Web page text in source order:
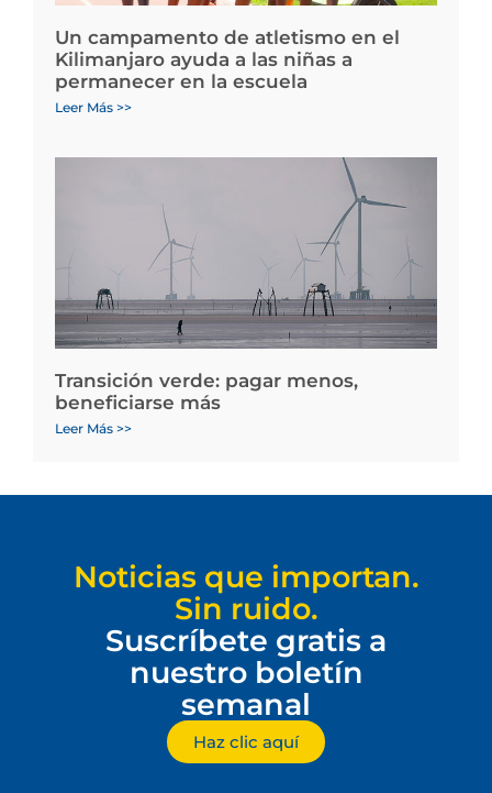
Un campamento de atletismo en el
Kilimanjaro ayuda a las niñas a
permanecer en la escuela
Leer Más >>
Transición verde: pagar menos,
beneficiarse más
Leer Más >>
Noticias que importan.
Sin ruido.
Suscríbete gratis a
nuestro boletín
semanal
Haz clic aquí